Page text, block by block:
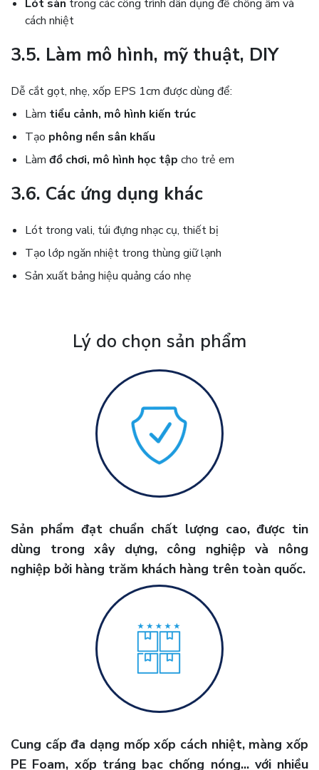
Lót sàn trong các công trình dân dụng để chống ẩm và
cách nhiệt
3.5. Làm mô hình, mỹ thuật, DIY
Dễ cắt gọt, nhẹ, xốp EPS 1cm được dùng để:
Làm tiểu cảnh, mô hình kiến trúc
Tạo phông nền sân khấu
Làm đồ chơi, mô hình học tập cho trẻ em
3.6. Các ứng dụng khác
Lót trong vali, túi đựng nhạc cụ, thiết bị
Tạo lớp ngăn nhiệt trong thùng giữ lạnh
Sản xuất bảng hiệu quảng cáo nhẹ
Lý do chọn sản phẩm
Sản phẩm đạt chuẩn chất lượng cao, được tin
dùng trong xây dựng, công nghiệp và nông
nghiệp bởi hàng trăm khách hàng trên toàn quốc.
Cung cấp đa dạng mốp xốp cách nhiệt, màng xốp
PE Foam, xốp tráng bạc chống nóng... với nhiều